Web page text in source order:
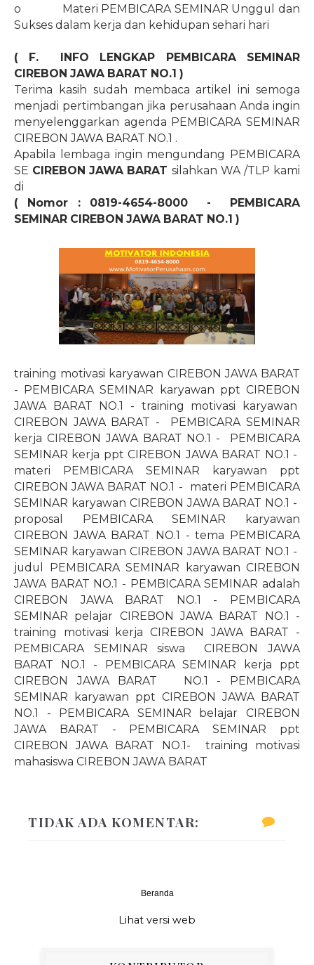
o
Materi PEMBICARA SEMINAR Unggul dan
Sukses dalam kerja dan kehidupan sehari hari
( F.
INFO LENGKAP PEMBICARA SEMINAR
CIREBON JAWA BARAT NO.1 )
Terima kasih sudah membaca artikel ini semoga
menjadi pertimbangan jika perusahaan Anda ingin
menyelenggarkan agenda PEMBICARA SEMINAR
CIREBON JAWA BARAT NO.1 .
Apabila lembaga ingin mengundang PEMBICARA
SE CIREBON JAWA BARAT silahkan WA /TLP kami
di
( Nomor : 0819-4654-8000
-
PEMBICARA
SEMINAR CIREBON JAWA BARAT NO.1 )
training motivasi karyawan CIREBON JAWA BARAT
- PEMBICARA SEMINAR karyawan ppt CIREBON
JAWA BARAT NO.1 - training motivasi karyawan
CIREBON JAWA BARAT -
PEMBICARA SEMINAR
kerja CIREBON JAWA BARAT NO.1 -
PEMBICARA
SEMINAR kerja ppt CIREBON JAWA BARAT NO.1 -
materi PEMBICARA SEMINAR karyawan ppt
CIREBON JAWA BARAT NO.1 -
materi PEMBICARA
SEMINAR karyawan CIREBON JAWA BARAT NO.1 -
proposal PEMBICARA SEMINAR karyawan
CIREBON JAWA BARAT NO.1 - tema PEMBICARA
SEMINAR karyawan CIREBON JAWA BARAT NO.1 -
judul PEMBICARA SEMINAR karyawan CIREBON
JAWA BARAT NO.1 - PEMBICARA SEMINAR adalah
CIREBON JAWA BARAT NO.1 - PEMBICARA
SEMINAR pelajar CIREBON JAWA BARAT NO.1 -
training motivasi kerja CIREBON JAWA BARAT -
PEMBICARA SEMINAR siswa
CIREBON JAWA
BARAT NO.1 - PEMBICARA SEMINAR kerja ppt
CIREBON JAWA BARAT NO.1 - PEMBICARA
SEMINAR karyawan ppt CIREBON JAWA BARAT
NO.1 - PEMBICARA SEMINAR belajar CIREBON
JAWA BARAT - PEMBICARA SEMINAR ppt
CIREBON JAWA BARAT NO.1-
training motivasi
mahasiswa CIREBON JAWA BARAT
TIDAK ADA KOMENTAR:
Beranda
Lihat versi web